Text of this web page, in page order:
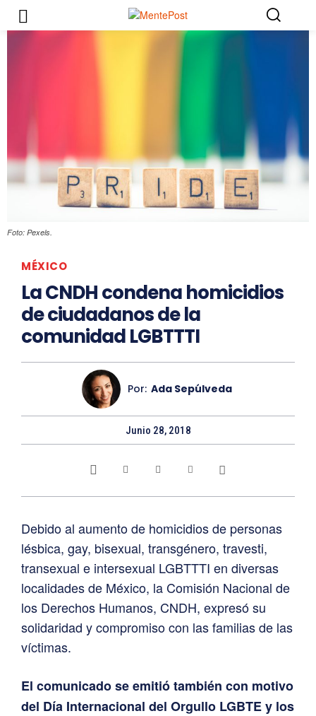
Foto: Pexels.
MÉXICO
La CNDH condena homicidios
de ciudadanos de la
comunidad LGBTTTI
Por: Ada Sepúlveda
Junio 28, 2018
Debido al aumento de homicidios de personas
lésbica, gay, bisexual, transgénero, travesti,
transexual e intersexual LGBTTTI en diversas
localidades de México, la Comisión Nacional de
los Derechos Humanos, CNDH, expresó su
solidaridad y compromiso con las familias de las
víctimas.
El comunicado se emitió también con motivo
del Día Internacional del Orgullo LGBTE y los